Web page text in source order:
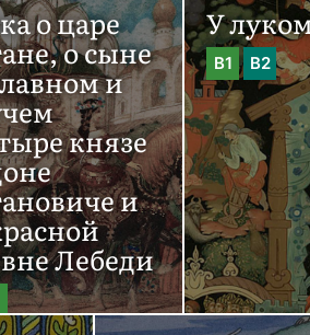
о царе
о сыне
и
князе
и
Лебеди
У
B1 B2